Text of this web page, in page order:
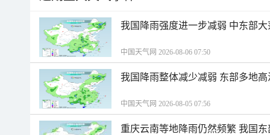
我国降雨强度进一步减弱 中东部
中国天气网 2026-08-06 07:50
我国降雨整体减少减弱 东部多地
中国天气网 2026-08-05 07:56
重庆云南等地降雨仍然频繁 我国